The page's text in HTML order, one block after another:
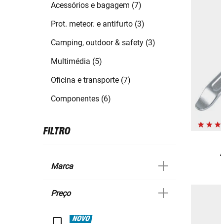
Acessórios e bagagem (7)
Prot. meteor. e antifurto (3)
Camping, outdoor & safety (3)
Multimédia (5)
Oficina e transporte (7)
Componentes (6)
FILTRO
Marca
Preço
NOVO